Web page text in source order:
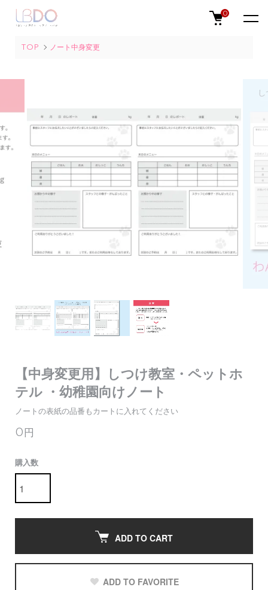
0
TOP ノート中身変更
【中身変更用】しつけ教室・ペットホ
テル ・幼稚園向けノート
ノートの表紙の品番もカートに入れてください
0円
購入数
ADD TO CART
ADD TO FAVORITE